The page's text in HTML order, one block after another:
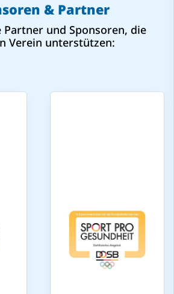
& Partner
Partner und Sponsoren, die
Verein unterstützen: